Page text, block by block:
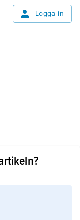
Logga in
När det